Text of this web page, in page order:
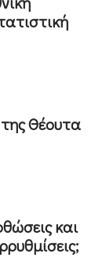
Θέουτα
και